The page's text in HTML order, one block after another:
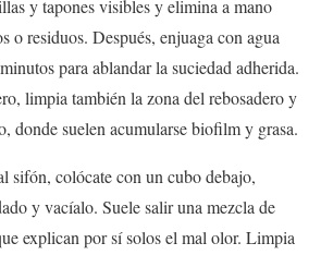
y tapones visibles y elimina a mano
o residuos. Después, enjuaga con agua
para ablandar la suciedad adherida.
limpia también la zona del rebosadero y
donde suelen acumularse biofilm y grasa.
sifón, colócate con un cubo debajo,
y vacíalo. Suele salir una mezcla de
explican por sí solos el mal olor. Limpia